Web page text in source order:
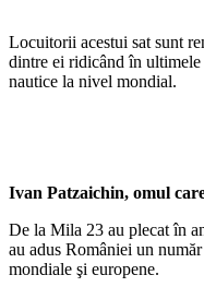
Locuitorii acestui sat sunt
dintre ei ridicând în
nautice la nivel mondial.
Ivan Patzaichin, omul
De la Mila 23 au plecat în
au adus României un
mondiale şi europene.